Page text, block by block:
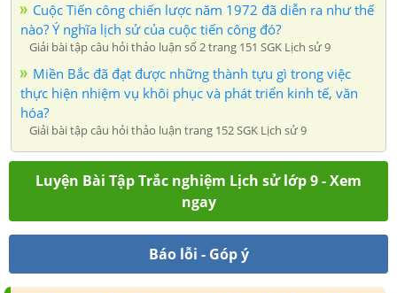
Cuộc Tiến công chiến lược năm 1972 đã diễn ra như thế
nào? Ý nghĩa lịch sử của cuộc tiến công đó?
Giải bài tập câu hỏi thảo luận số 2 trang 151 SGK Lịch sử 9
Miền Bắc đã đạt được những thành tựu gì trong việc
thực hiện nhiệm vụ khôi phục và phát triển kinh tế, văn
hóa?
Giải bài tập câu hỏi thảo luận trang 152 SGK Lịch sử 9
Luyện Bài Tập Trắc nghiệm Lịch sử lớp 9 - Xem
ngay
Báo lỗi - Góp ý